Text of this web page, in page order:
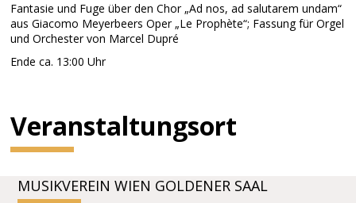
Fantasie und Fuge über den Chor „Ad nos, ad salutarem undam“
aus Giacomo Meyerbeers Oper „Le Prophète“; Fassung für Orgel
und Orchester von Marcel Dupré
Ende ca. 13:00 Uhr
Veranstaltungsort
MUSIKVEREIN WIEN GOLDENER SAAL